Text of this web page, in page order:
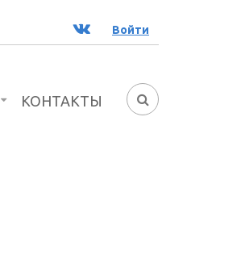
ВК Войти
ФОРМА
КОНТАКТЫ